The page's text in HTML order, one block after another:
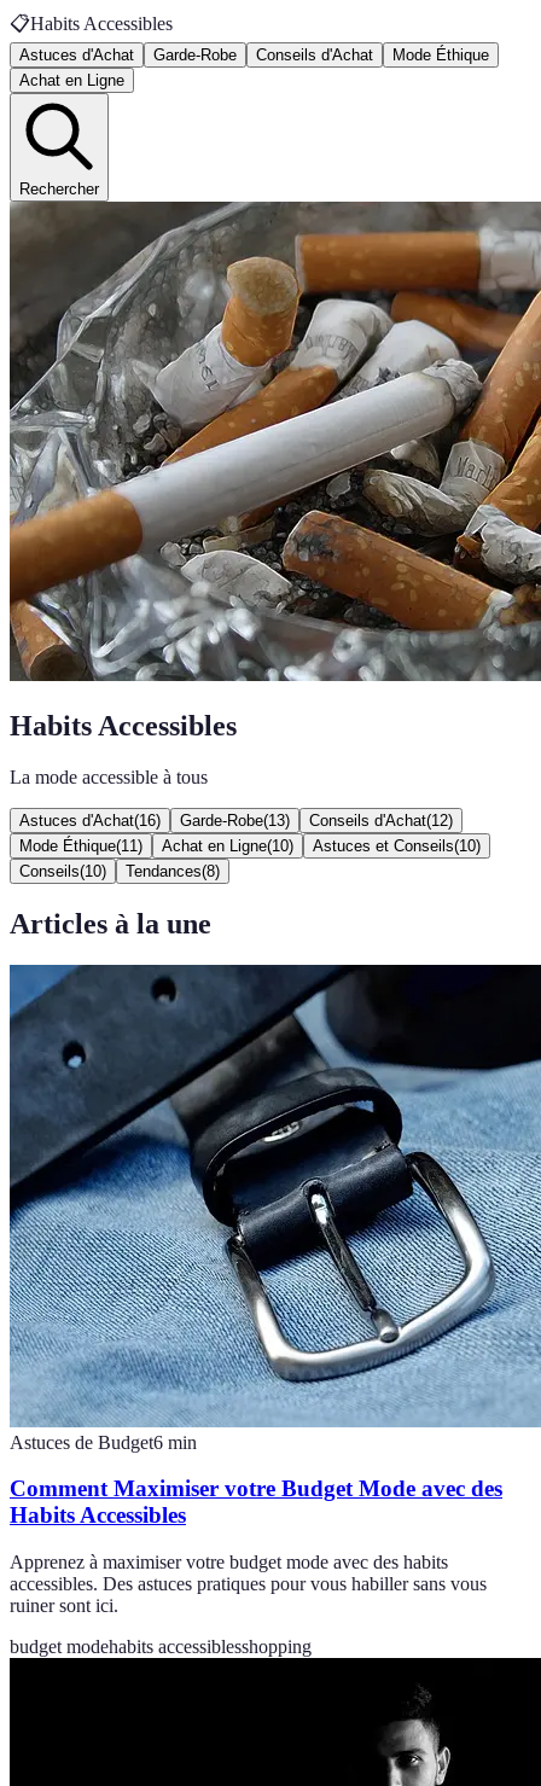
📋Habits Accessibles
Astuces d'Achat Garde-Robe Conseils d'Achat
Mode Éthique
Achat en Ligne
Rechercher
Habits Accessibles
La mode accessible à tous
Astuces d'Achat(16) Garde-Robe(13) Conseils d'Achat(12)
Mode Éthique(11 ) Achat en Ligne(10) Astuces et Conseils(10)
Conseils(10) Tendances(8)
Articles à la une
Astuces de Budget6 min
Comment Maximiser votre Budget Mode avec des
Habits Accessibles
Apprenez à maximiser votre budget mode avec des habits
accessibles. Des astuces pratiques pour vous habiller sans vous
ruiner sont ici.
budget modehabits accessiblesshopping